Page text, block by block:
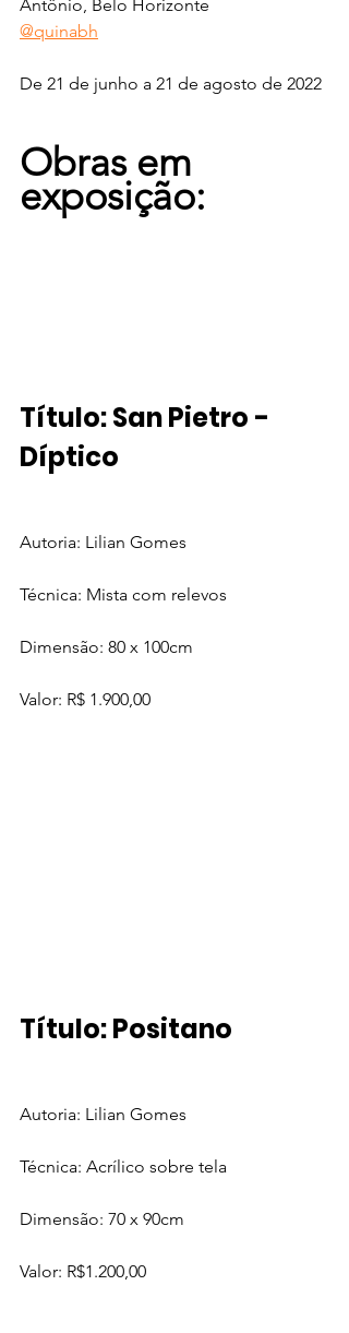
Antônio, Belo Horizonte
@quinabh
De 21 de junho a 21 de agosto de 2022
Obras em
exposição:
Título: San Pietro -
Díptico
Autoria: Lilian Gomes
Técnica: Mista com relevos
Dimensão: 80 x 100cm
Valor: R$ 1.900,00
Título: Positano
Autoria: Lilian Gomes
Técnica: Acrílico sobre tela
Dimensão: 70 x 90cm
Valor: R$1.200,00